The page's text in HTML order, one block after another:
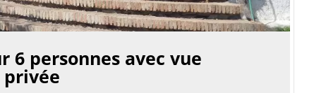
6 personnes avec vue